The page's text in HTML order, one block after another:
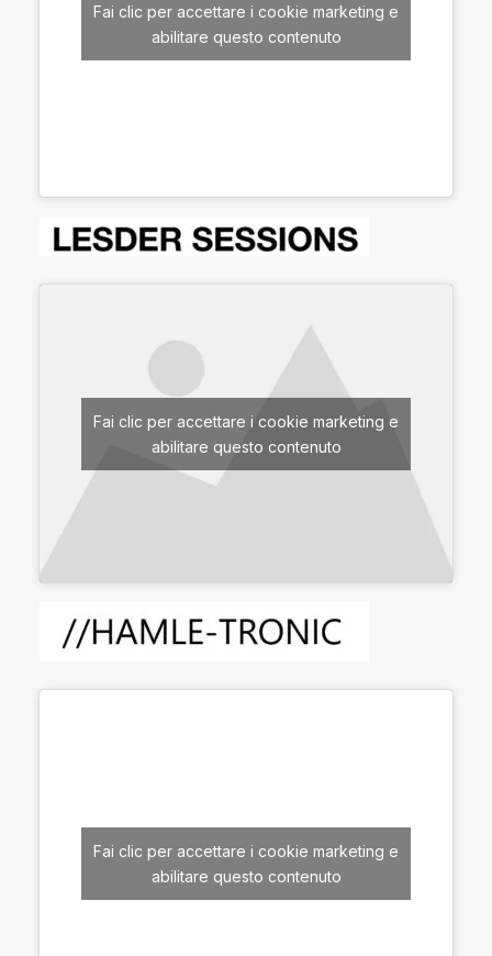
Fai clic per accettare i cookie marketing e
abilitare questo contenuto
Fai clic per accettare i cookie marketing e
abilitare questo contenuto
Fai clic per accettare i cookie marketing e
abilitare questo contenuto